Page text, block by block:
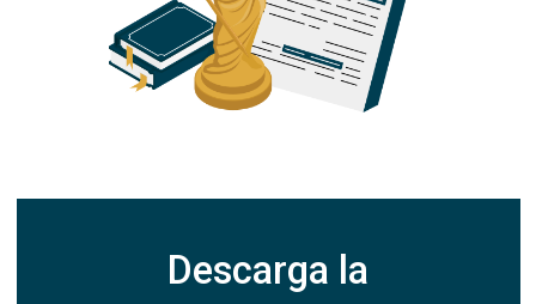
Descarga la